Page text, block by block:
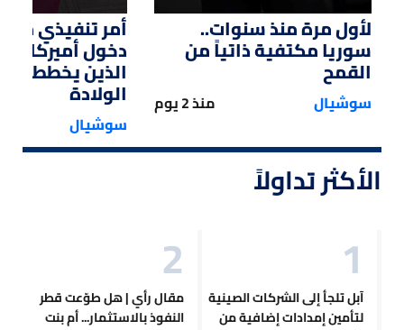
لأول مرة منذ سنوات..
سوريا مكتفية ذاتياً من
القمح
سوشيال منذ 2 يوم
أمر تنفيذي من
دخول أميركا
الذين يخططون
الولادة
سوشيال
الأكثر تداولاً
آبل تلجأ إلى الشركات الصينية
لتأمين إمدادات إضافية من
مقال رأي | هل طوّعت قطر
النفوذ بالاستثمار... أم بنت